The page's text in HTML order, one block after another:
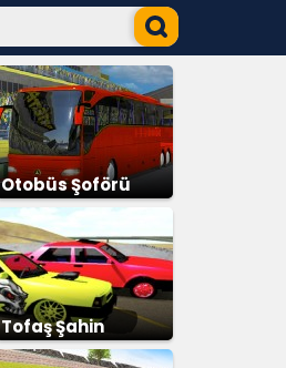
Otobüs Şoförü
Simülatör
Tofaş Şahin